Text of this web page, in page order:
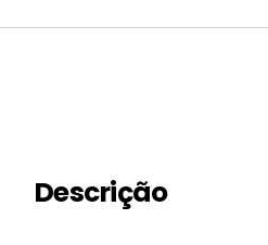
Descrição